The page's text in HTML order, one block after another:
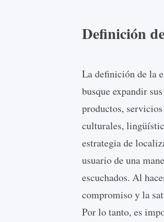
Definición
La definición de la
busque expandir
productos,
culturales,
estrategia de
usuario de una
escuchados. Al
compromiso y la
Por lo tanto, es